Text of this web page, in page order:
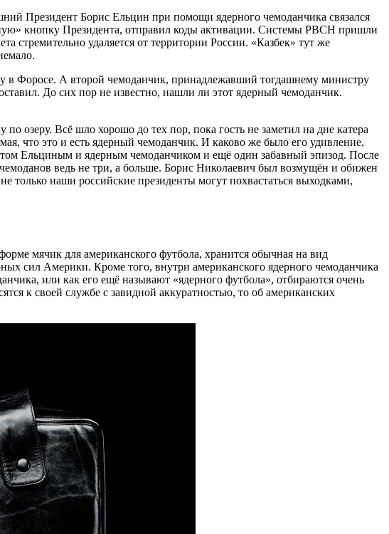
Президент Борис Ельцин при помощи ядерного чемоданчика связался
кнопку Президента, отправил коды активации. Системы РВСН пришли
стремительно удаляется от территории России. «Казбек» тут же
в Форосе. А второй чемоданчик, принадлежавший тогдашнему министру
До сих пор не известно, нашли ли этот ядерный чемоданчик.
озеру. Всё шло хорошо до тех пор, пока гость не заметил на дне катера
что это и есть ядерный чемоданчик. И каково же было его удивление,
Ельциным и ядерным чемоданчиком и ещё один забавный эпизод. После
ведь не три, а больше. Борис Николаевич был возмущён и обижен
наши российские президенты могут похвастаться выходками,
мячик для американского футбола, хранится обычная на вид
сил Америки. Кроме того, внутри американского ядерного чемоданчика
или как его ещё называют «ядерного футбола», отбираются очень
к своей службе с завидной аккуратностью, то об американских